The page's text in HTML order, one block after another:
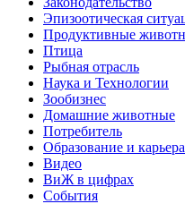
Эпизоотическая
Продуктивные
Птица
Рыбная отрасль
Наука и Технологии
Зообизнес
Домашние животные
Потребитель
Образование и карьера
Видео
ВиЖ в цифрах
События